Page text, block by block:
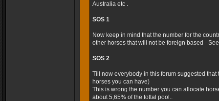
Australia etc .
SOS 1
Now keep in mind that the number for the
other horses that will not be foreign based -
SOS 2
Till now everybody in this forum suggested
horses you can have)
This is wrong the number you can allocate
about 5,65% of the tottal pool..